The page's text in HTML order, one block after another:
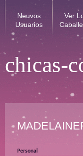
chicas-
Neuvos
Usuarios
Ver
Personal